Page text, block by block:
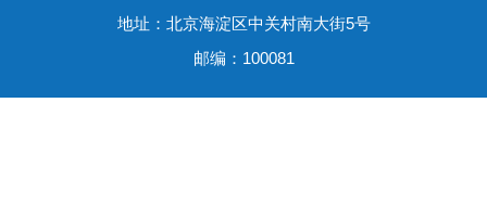
地址：北京海淀区中关村南大街5号
邮编：100081